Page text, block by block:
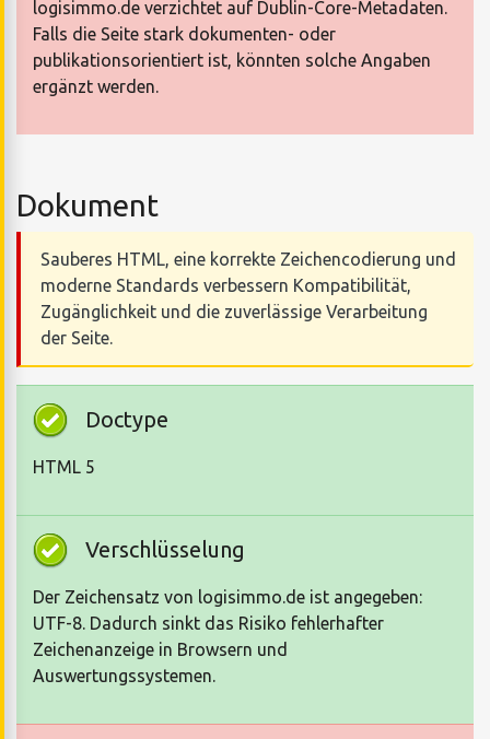
logisimmo.de verzichtet auf Dublin-Core-Metadaten.
Falls die Seite stark dokumenten- oder
publikationsorientiert ist, könnten solche Angaben
ergänzt werden.
Dokument
Sauberes HTML, eine korrekte Zeichencodierung und
moderne Standards verbessern Kompatibilität,
Zugänglichkeit und die zuverlässige Verarbeitung
der Seite.
Doctype
HTML 5
Verschlüsselung
Der Zeichensatz von logisimmo.de ist angegeben:
UTF-8. Dadurch sinkt das Risiko fehlerhafter
Zeichenanzeige in Browsern und
Auswertungssystemen.